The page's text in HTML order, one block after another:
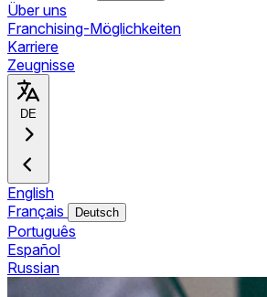
Über uns
Franchising-Möglichkeiten
Karriere
Zeugnisse
DE
English
Français
Deutsch
Português
Español
Russian